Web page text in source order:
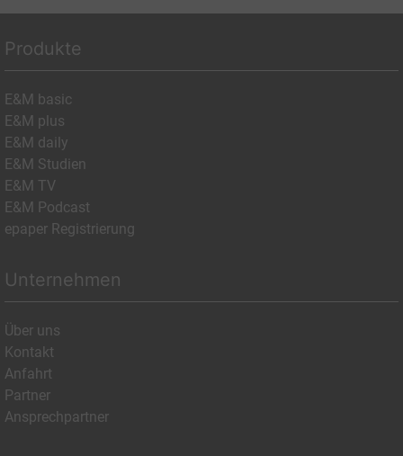
Produkte
E&M basic
E&M plus
E&M daily
E&M Studien
E&M TV
E&M Podcast
epaper Registrierung
Unternehmen
Über uns
Kontakt
Anfahrt
Partner
Ansprechpartner